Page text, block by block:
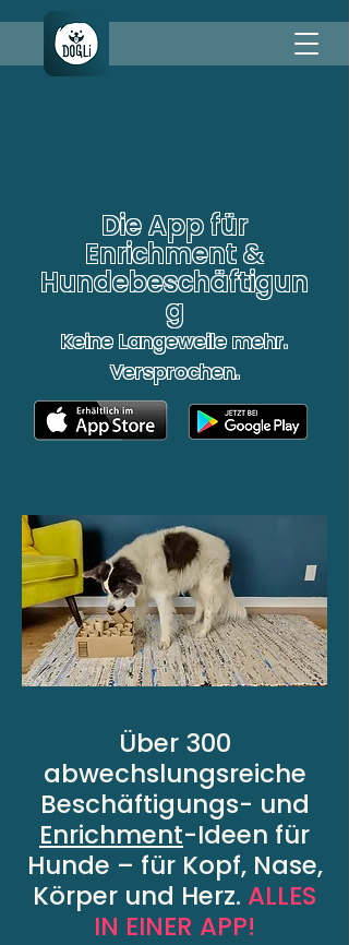
Die App für
Enrichment &
Hundebeschäftigun
g
Keine Langeweile mehr.
Versprochen.
Über 300
abwechslungsreiche
Beschäftigungs- und
Enrichment-Ideen für
Hunde – für Kopf, Nase,
Körper und Herz. ALLES
IN EINER APP!